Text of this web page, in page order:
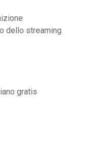
dello streaming
gratis